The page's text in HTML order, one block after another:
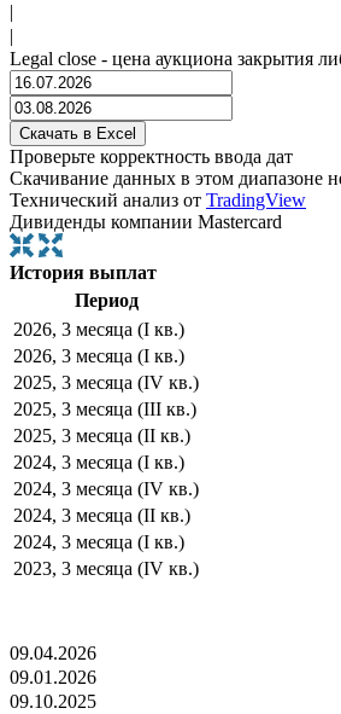
|
|
Legal close - цена аукциона закрытия
Проверьте корректность ввода дат
Скачивание данных в этом диапазоне
Технический анализ от TradingView
Дивиденды компании Mastercard
История выплат
Период
2026, 3 месяца (I кв.)
2026, 3 месяца (I кв.)
2025, 3 месяца (IV кв.)
2025, 3 месяца (III кв.)
2025, 3 месяца (II кв.)
2024, 3 месяца (I кв.)
2024, 3 месяца (IV кв.)
2024, 3 месяца (II кв.)
2024, 3 месяца (I кв.)
2023, 3 месяца (IV кв.)
09.04.2026
09.01.2026
09.10.2025